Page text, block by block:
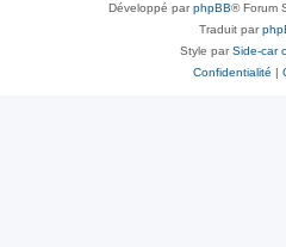
Développé parphpBB® Forum
Traduit par
Style parSide-car
Confidentialité |